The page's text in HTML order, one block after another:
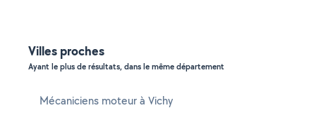
Villes proches
Ayant le plus de résultats, dans le même département
Mécaniciens moteur à Vichy